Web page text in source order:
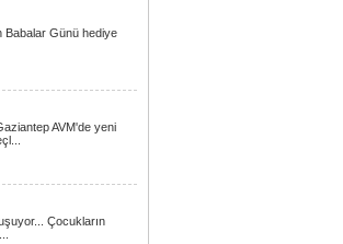
Babalar Günü hediye
AVM'de yeni
Çocukların